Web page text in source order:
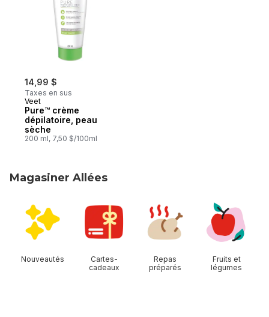
14,99 $
Taxes en sus
Veet
Pure™ crème
dépilatoire, peau
sèche
200 ml, 7,50 $/100ml
Magasiner Allées
Nouveautés
Cartes-
cadeaux
Repas
préparés
Fruits et
légumes